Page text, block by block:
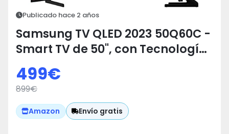
Publicado hace 2 años
Samsung TV QLED 2023 50Q60C -
Smart TV de 50", con Tecnología
Quantum dot, Quantum HDR10+,
Smart TV powered by Tizen, Multi
View y Q-Symphony
499€
899€
Amazon Envío gratis